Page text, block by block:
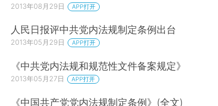
2013年08月29日 APP打开
人民日报评中共党内法规制定条例出台
2013年05月29日 APP打开
《中共党内法规和规范性文件备案规定》
2013年05月27日 APP打开
《中国共产党党内法规制定条例》(全文)